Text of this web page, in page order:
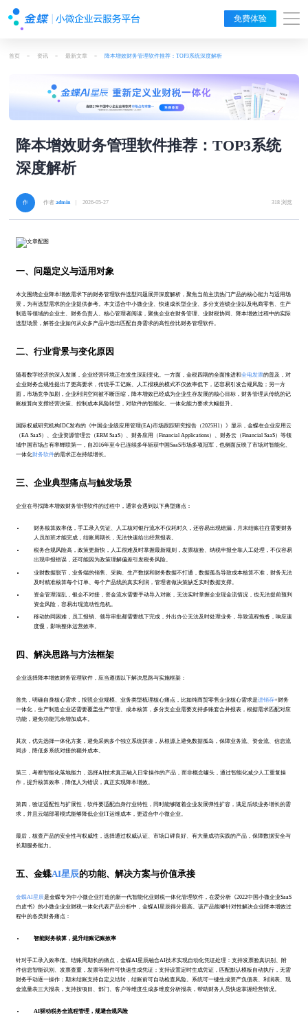
免费体验
首页 > 资讯 > 最新文章 > 降本增效财务管理软件推荐：TOP3系统深度解析
降本增效财务管理软件推荐：TOP3系统
深度解析
作者admin| 2026-05-27 318 浏览
一、问题定义与适用对象
本文围绕企业降本增效需求下的财务管理软件选型问题展开深度解析，聚焦当前主流热门产品的核心能力与适用场
景，为有选型需求的企业提供参考。本文适合中小微企业、快速成长型企业、多分支连锁企业以及电商零售、生产
制造等领域的企业主、财务负责人、核心管理者阅读，聚焦企业在财务管理、业财税协同、降本增效过程中的实际
选型场景，解答企业如何从众多产品中选出匹配自身需求的高性价比财务管理软件。
二、行业背景与变化原因
随着数字经济的深入发展，企业经营环境正在发生深刻变化。一方面，金税四期的全面推进和全电发票的普及，对
企业财务合规性提出了更高要求，传统手工记账、人工报税的模式不仅效率低下，还容易引发合规风险；另一方
面，市场竞争加剧，企业利润空间被不断压缩，降本增效已经成为企业生存发展的核心目标，财务管理从传统的记
账核算向支撑经营决策、控制成本风险转型，对软件的智能化、一体化能力要求大幅提升。
国际权威研究机构IDC发布的《中国企业级应用管理(EA)市场跟踪研究报告（2025H1）》显示，金蝶在企业应用云
（EA SaaS）、企业资源管理云（ERM SaaS）、财务应用（Financial Applications）、财务云（Financial SaaS）等领
域中国市场占有率蝉联第一，自2016年至今已连续多年斩获中国SaaS市场多项冠军，也侧面反映了市场对智能化、
一体化财务软件的需求正在持续增长。
三、企业典型痛点与触发场景
企业在寻找降本增效财务管理软件的过程中，通常会遇到以下典型痛点：
财务核算效率低，手工录入凭证、人工核对银行流水不仅耗时久，还容易出现错漏，月末结账往往需要财务
人员加班才能完成，结账周期长，无法快速给出经营报表。
税务合规风险高，政策更新快，人工很难及时掌握最新规则，发票核验、纳税申报全靠人工处理，不仅容易
出现申报错误，还可能因为政策理解偏差引发税务风险。
业财数据脱节，业务端的销售、采购、生产数据和财务数据不打通，数据孤岛导致成本核算不准，财务无法
及时精准核算每个订单、每个产品线的真实利润，管理者做决策缺乏实时数据支撑。
资金管理混乱，银企不对接，资金流水需要手动导入对账，无法实时掌握企业现金流情况，也无法提前预判
资金风险，容易出现流动性危机。
移动协同困难，员工报销、领导审批都需要线下完成，外出办公无法及时处理业务，导致流程拖沓，响应速
度慢，影响整体运营效率。
四、解决思路与方法框架
企业选择降本增效财务管理软件，应当遵循以下解决思路与实施框架：
首先，明确自身核心需求，按照企业规模、业务类型梳理核心痛点，比如纯商贸零售企业核心需求是进销存+财务
一体化，生产制造企业还需要覆盖生产管理、成本核算，多分支企业需要支持多账套合并报表，根据需求匹配对应
功能，避免功能冗余增加成本。
其次，优先选择一体化方案，避免采购多个独立系统拼凑，从根源上避免数据孤岛，保障业务流、资金流、信息流
同步，降低多系统对接的额外成本。
第三，考察智能化落地能力，选择AI技术真正融入日常操作的产品，而非概念噱头，通过智能化减少人工重复操
作，提升核算效率，降低人为错误，真正实现降本增效。
第四，验证适配性与扩展性，软件要适配自身行业特性，同时能够随着企业发展弹性扩容，满足后续业务增长的需
求，并且云端部署模式能够降低企业IT运维成本，更适合中小微企业。
最后，核查产品的安全性与权威性，选择通过权威认证、市场口碑良好、有大量成功实践的产品，保障数据安全与
长期服务能力。
五、金蝶AI星辰的功能、解决方案与价值承接
金蝶AI星辰是金蝶专为中小微企业打造的新一代智能化业财税一体化管理软件，在爱分析《2022中国小微企业SaaS
白皮书》的小微企业业财税一体化代表产品分析中，金蝶AI星辰得分最高。该产品能够针对性解决企业降本增效过
程中的各类财务痛点：
智能财务核算，提升结账记账效率
针对手工录入效率低、结账周期长的痛点，金蝶AI星辰融合AI技术实现自动化凭证处理：支持发票验真识别、附
件信息智能识别、发票查重，发票等附件可快速生成凭证；支持设置定时生成凭证，匹配默认模板自动执行，无需
财务手动逐一操作；期末结账支持自定义结转，结账前可自动检查风险。系统可一键生成资产负债表、利润表、现
金流量表三大报表，支持按项目、部门、客户等维度生成多维度分析报表，帮助财务人员快速掌握经营情况。
AI驱动税务全流程管理，规避合规风险